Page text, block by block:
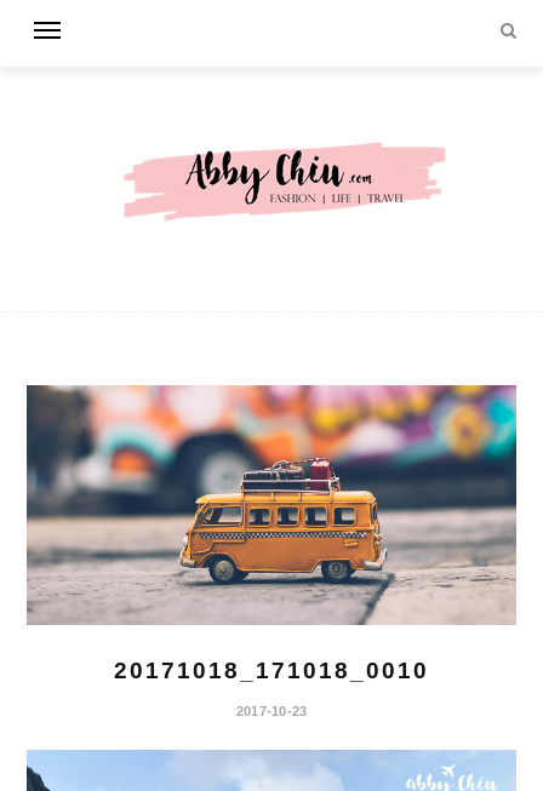
20171018_171018_0010
2017-10-23